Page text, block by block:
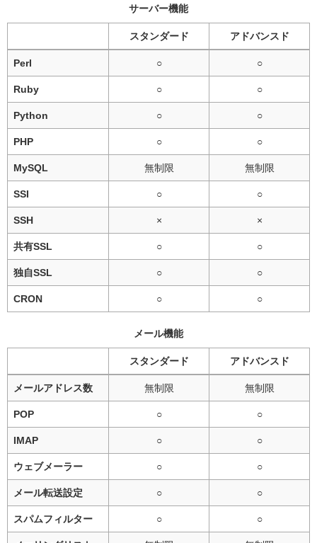
サーバー機能
スタンダード アドバンスド
Perl ○ ○
Ruby ○ ○
Python ○ ○
PHP ○ ○
MySQL 無制限 無制限
SSI ○ ○
SSH × ×
共有SSL ○ ○
独自SSL ○ ○
CRON ○ ○
メール機能
スタンダード アドバンスド
メールアドレス数 無制限 無制限
POP ○ ○
IMAP ○ ○
ウェブメーラー ○ ○
メール転送設定 ○ ○
スパムフィルター ○ ○